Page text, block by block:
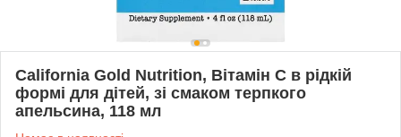
California Gold Nutrition, Вітамін C в рідкій
формі для дітей, зі смаком терпкого
апельсина, 118 мл